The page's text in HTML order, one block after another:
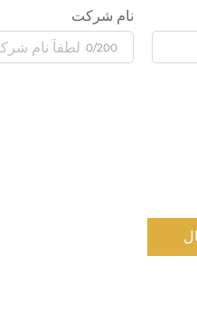
نام شرکت
0/200